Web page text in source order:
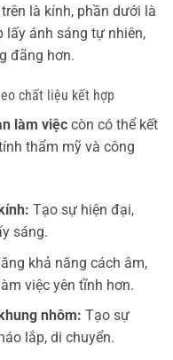
là kính, phần dưới là
lấy ánh sáng tự nhiên,
đãng hơn.
chất liệu kết hợp
làm việc còn có thể kết
thẩm mỹ và công
Tạo sự hiện đại,
sáng.
khả năng cách âm,
việc yên tĩnh hơn.
nhôm: Tạo sự
lắp, di chuyển.